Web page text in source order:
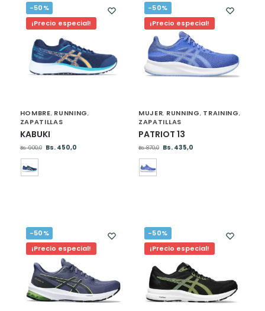
-50%
¡Precio especial!
HOMBRE, RUNNING,
ZAPATILLAS
KABUKI
Bs.900,0 Bs. 450,0
-50%
¡Precio especial!
MUJER, RUNNING, TRAINING,
ZAPATILLAS
PATRIOT 13
Bs.870,0 Bs. 435,0
-50%
¡Precio especial!
-50%
¡Precio especial!